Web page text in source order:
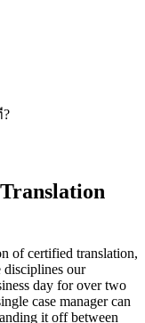
of certified translation,
disciplines our
day for over two
case manager can
it off between